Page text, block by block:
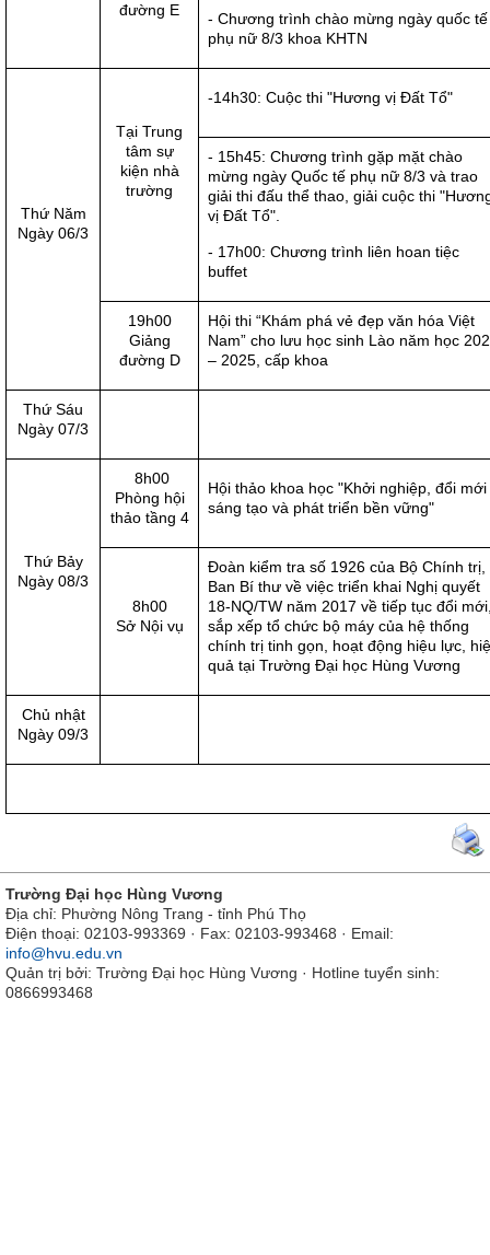
đường E
- Chương trình chào mừng ngày quốc tế
phụ nữ 8/3 khoa KHTN
Thứ Năm
Ngày 06/3
Tại Trung
tâm sự
kiện nhà
trường
-14h30: Cuộc thi "Hương vị Đất Tổ"
- 15h45: Chương trình gặp mặt chào
mừng ngày Quốc tế phụ nữ 8/3 và trao
giải thi đấu thể thao, giải cuộc thi
vị Đất Tổ".
- 17h00: Chương trình liên hoan tiệc
buffet
19h00
Giảng
đường D
Hội thi “Khám phá vẻ đẹp văn hóa Việt
Nam” cho lưu học sinh Lào năm học
– 2025, cấp khoa
Thứ Sáu
Ngày 07/3
Thứ Bảy
Ngày 08/3
8h00
Phòng hội
thảo tầng 4
Hội thảo khoa học "Khởi nghiệp, đổi mới
sáng tạo và phát triển bền vững"
8h00
Sở Nội vụ
Đoàn kiểm tra số 1926 của Bộ Chính trị,
Ban Bí thư về việc triển khai Nghị quyết
18-NQ/TW năm 2017 về tiếp tục đổi
sắp xếp tổ chức bộ máy của hệ thống
chính trị tinh gọn, hoạt động hiệu lực,
quả tại Trường Đại học Hùng Vương
Chủ nhật
Ngày 09/3
Trường Đại học Hùng Vương
Địa chỉ: Phường Nông Trang - tỉnh Phú Thọ
Điện thoại: 02103-993369 · Fax: 02103-993468 · Email:
info@hvu.edu.vn
Quản trị bởi: Trường Đại học Hùng Vương · Hotline tuyển sinh:
0866993468